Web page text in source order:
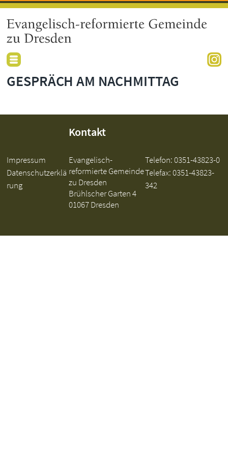
GESPRÄCH AM NACHMITTAG
Impressum
Datenschutzerklä
rung
Kontakt
Evangelisch-
reformierte Gemeinde
zu Dresden
Brühlscher Garten 4
01067 Dresden
Telefon:0351-43823-0
Telefax: 0351-43823-
342